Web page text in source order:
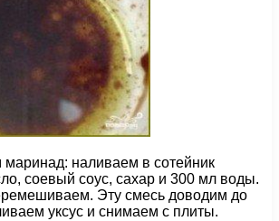
маринад: наливаем в сотейник
соевый соус, сахар и 300 мл воды.
Эту смесь доводим до
уксус и снимаем с плиты.